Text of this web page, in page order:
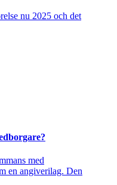
nu 2025 och det
med
en angiverilag. Den